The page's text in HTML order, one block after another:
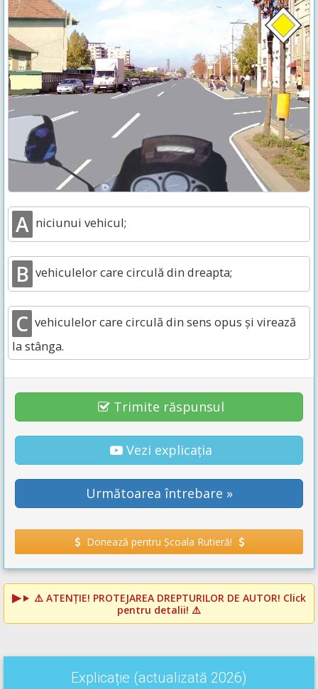
A niciunui vehicul;
B vehiculelor care circulă din dreapta;
C vehiculelor care circulă din sens opus şi virează
la stânga.
Trimite răspunsul
Vezi explicația
Următoarea întrebare »
Donează pentru Școala Rutieră!
⚠️ ATENȚIE! PROTEJAREA DREPTURILOR DE AUTOR! Click
pentru detalii! ⚠️
Explicație (actualizată 2026)